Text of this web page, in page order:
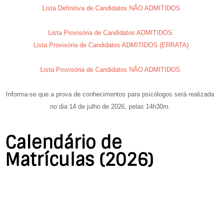
Lista Definitiva de Candidatos NÃO ADMITIDOS
Lista Provisória de Candidatos ADMITIDOS
Lista Provisória de Candidatos ADMITIDOS (ERRATA)
Lista Provisória de Candidatos NÃO ADMITIDOS
Informa-se que a prova de conhecimentos para psicólogos será realizada
no dia 14 de julho de 2026, pelas 14h30m.
Calendário de
Matrículas (2026)